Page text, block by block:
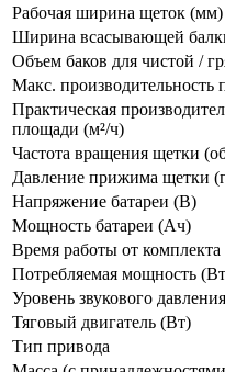
Рабочая ширина щеток (мм)
Ширина всасывающей
Объем баков для чистой /
Макс. производительность
Практическая
площади (м²/ч)
Частота вращения щетки
Давление прижима щетки
Напряжение батареи (В)
Мощность батареи (Ач)
Время работы от комплекта
Потребляемая мощность
Уровень звукового
Тяговый двигатель (Вт)
Тип привода